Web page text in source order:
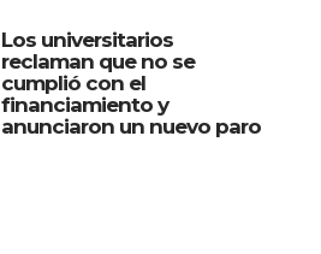
Los universitarios
reclaman que no se
cumplió con el
financiamiento y
anunciaron un nuevo paro